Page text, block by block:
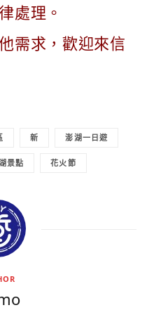
處理。
需求，歡迎來信
新 澎湖一日遊
景點 花火節